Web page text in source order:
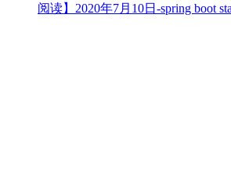
阅读】2020年7月10日-spring boot